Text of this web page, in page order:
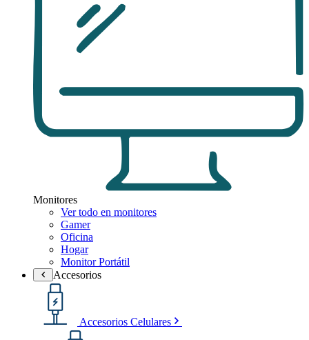
Monitores
Ver todo en monitores
Gamer
Oficina
Hogar
Monitor Portátil
Accesorios
Accesorios Celulares